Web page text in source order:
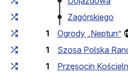
Zagórskiego
1
Ogrody „Neptun”
1
Szosa Polska
1
Przęsocin